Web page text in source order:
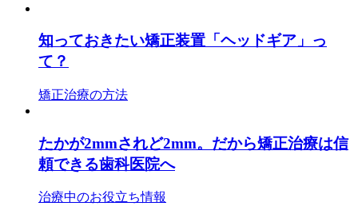
知っておきたい矯正装置「ヘッドギア」っ
て？
矯正治療の方法
たかが2mmされど2mm。だから矯正治療は信
頼できる歯科医院へ
治療中のお役立ち情報